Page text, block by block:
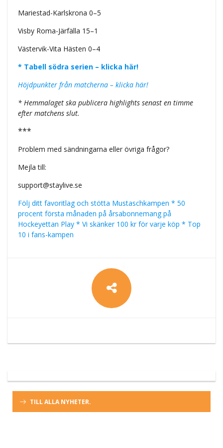
Mariestad-Karlskrona 0–5
Visby Roma-Järfälla 15–1
Västervik-Vita Hästen 0–4
* Tabell södra serien – klicka här!
Höjdpunkter från matcherna – klicka här!
* Hemmalaget ska publicera highlights senast en timme
efter matchens slut.
***
Problem med sändningarna eller övriga frågor?
Mejla till:
support@staylive.se
Följ ditt favoritlag och stötta Mustaschkampen * 50
procent första månaden på årsabonnemang på
Hockeyettan Play * Vi skänker 100 kr för varje köp * Top
10 i fans-kampen
TILL ALLA NYHETER.